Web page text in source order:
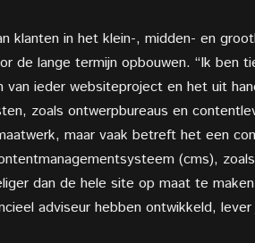
klanten in het klein-, midden- en
de lange termijn opbouwen. “Ik ben
ieder websiteproject en het uit
zoals ontwerpbureaus en
maar vaak betreft het een
(cms),
dan de hele site op maat te
adviseur hebben ontwikkeld,